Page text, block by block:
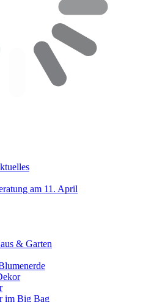
am 11. April
& Garten
im Big Bag